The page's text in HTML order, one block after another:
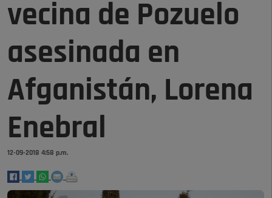
vecina de Pozuelo
asesinada en
Afganistán, Lorena
Enebral
12-09-2018 4:58 p.m.